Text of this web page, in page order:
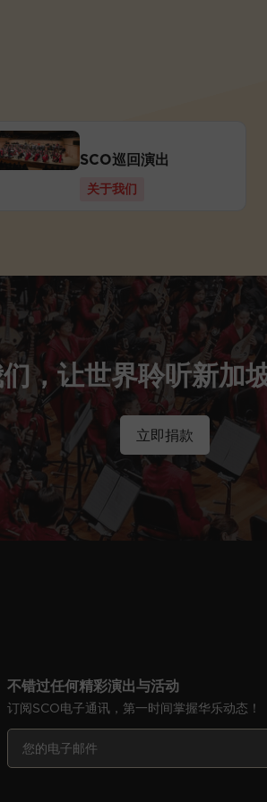
SCO巡回演出
关于我们
，让世界聆听新加
立即捐款
不错过任何精彩演出与活动
订阅SCO电子通讯，第一时间掌握华乐动态！
您
电
您
电